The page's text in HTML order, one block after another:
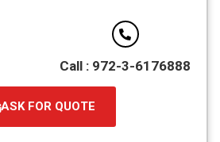
Call : 972-3-6176888
ASK FOR QUOTE